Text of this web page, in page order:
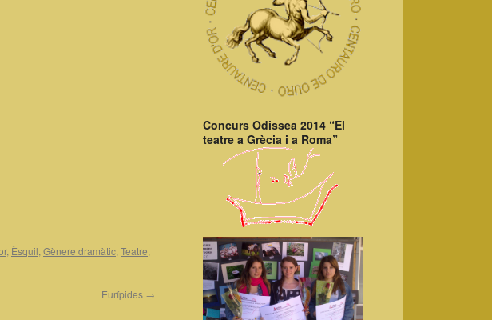
, Èsquil Gènere dramàtic Teatre
Eurípides →
Concurs Odissea 2014 “El
teatre a Grècia i a Roma”